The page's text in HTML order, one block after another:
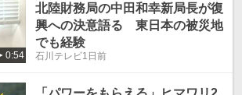
0:54
北陸財務局の中田和幸新局長が復
興への決意語る 東日本の被災地
でも経験
石川テレビ1日前